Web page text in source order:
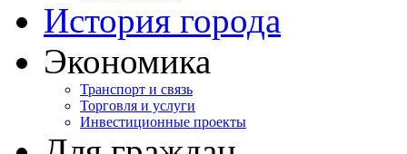
История города
Экономика
Транспорт и связь
Торговля и услуги
Инвестиционные проекты